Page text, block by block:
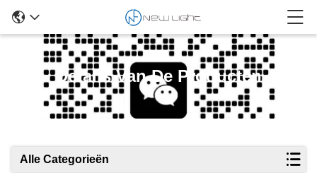
Details Van De Producten
Alle Categorieën